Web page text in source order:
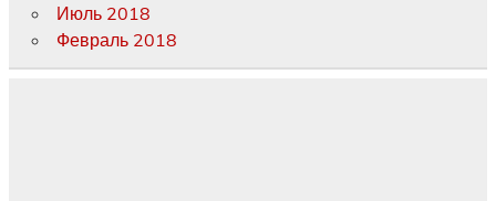
Июль 2018
Февраль 2018